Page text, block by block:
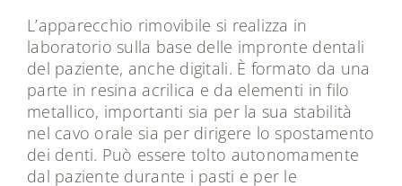
L’apparecchio rimovibile si realizza in
laboratorio sulla base delle impronte dentali
del paziente, anche digitali. È formato da una
parte in resina acrilica e da elementi in filo
metallico, importanti sia per la sua stabilità
nel cavo orale sia per dirigere lo spostamento
dei denti. Può essere tolto autonomamente
dal paziente durante i pasti e per le